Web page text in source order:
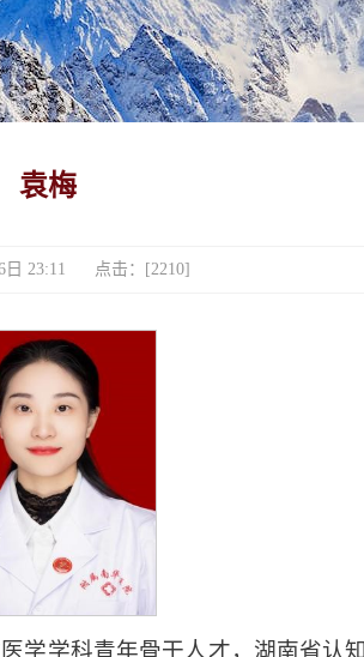
袁梅
日 23:11 点击：[2210]
学学科青年骨干人才，湖南省认